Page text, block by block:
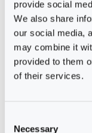
provide social
We also share
our social media,
may combine it
provided to them
of their services.
Necessary